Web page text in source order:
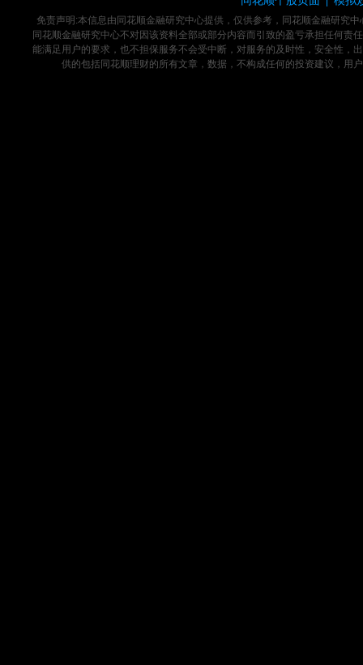
免责声明:本信息由同花顺金融研究中心提供，仅供参考，同花顺金融研究
同花顺金融研究中心不对因该资料全部或部分内容而引致的盈亏承担任何
能满足用户的要求，也不担保服务不会受中断，对服务的及时性，安全性，
供的包括同花顺理财的所有文章，数据，不构成任何的投资建议，用